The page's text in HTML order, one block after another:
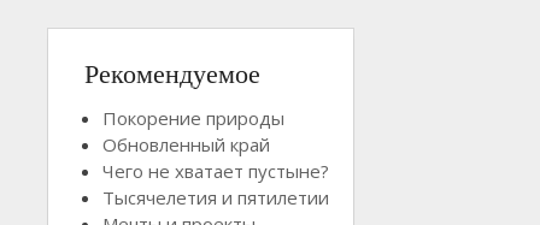
Рекомендуемое
Покорение природы
Обновленный край
Чего не хватает пустыне?
Тысячелетия и пятилетии